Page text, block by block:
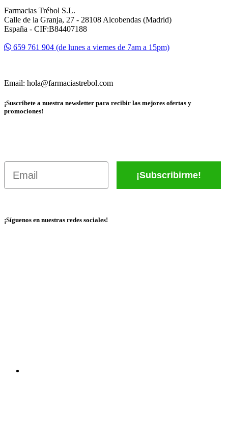
Farmacias Trébol S.L.
Calle de la Granja, 27 - 28108 Alcobendas (Madrid)
España - CIF:B84407188
659 761 904 (de lunes a viernes de 7am a 15pm)
Email: hola@farmaciastrebol.com
¡Suscríbete a nuestra newsletter para recibir las mejores ofertas y
promociones!
Email
¡Subscribirme!
¡Síguenos en nuestras redes sociales!